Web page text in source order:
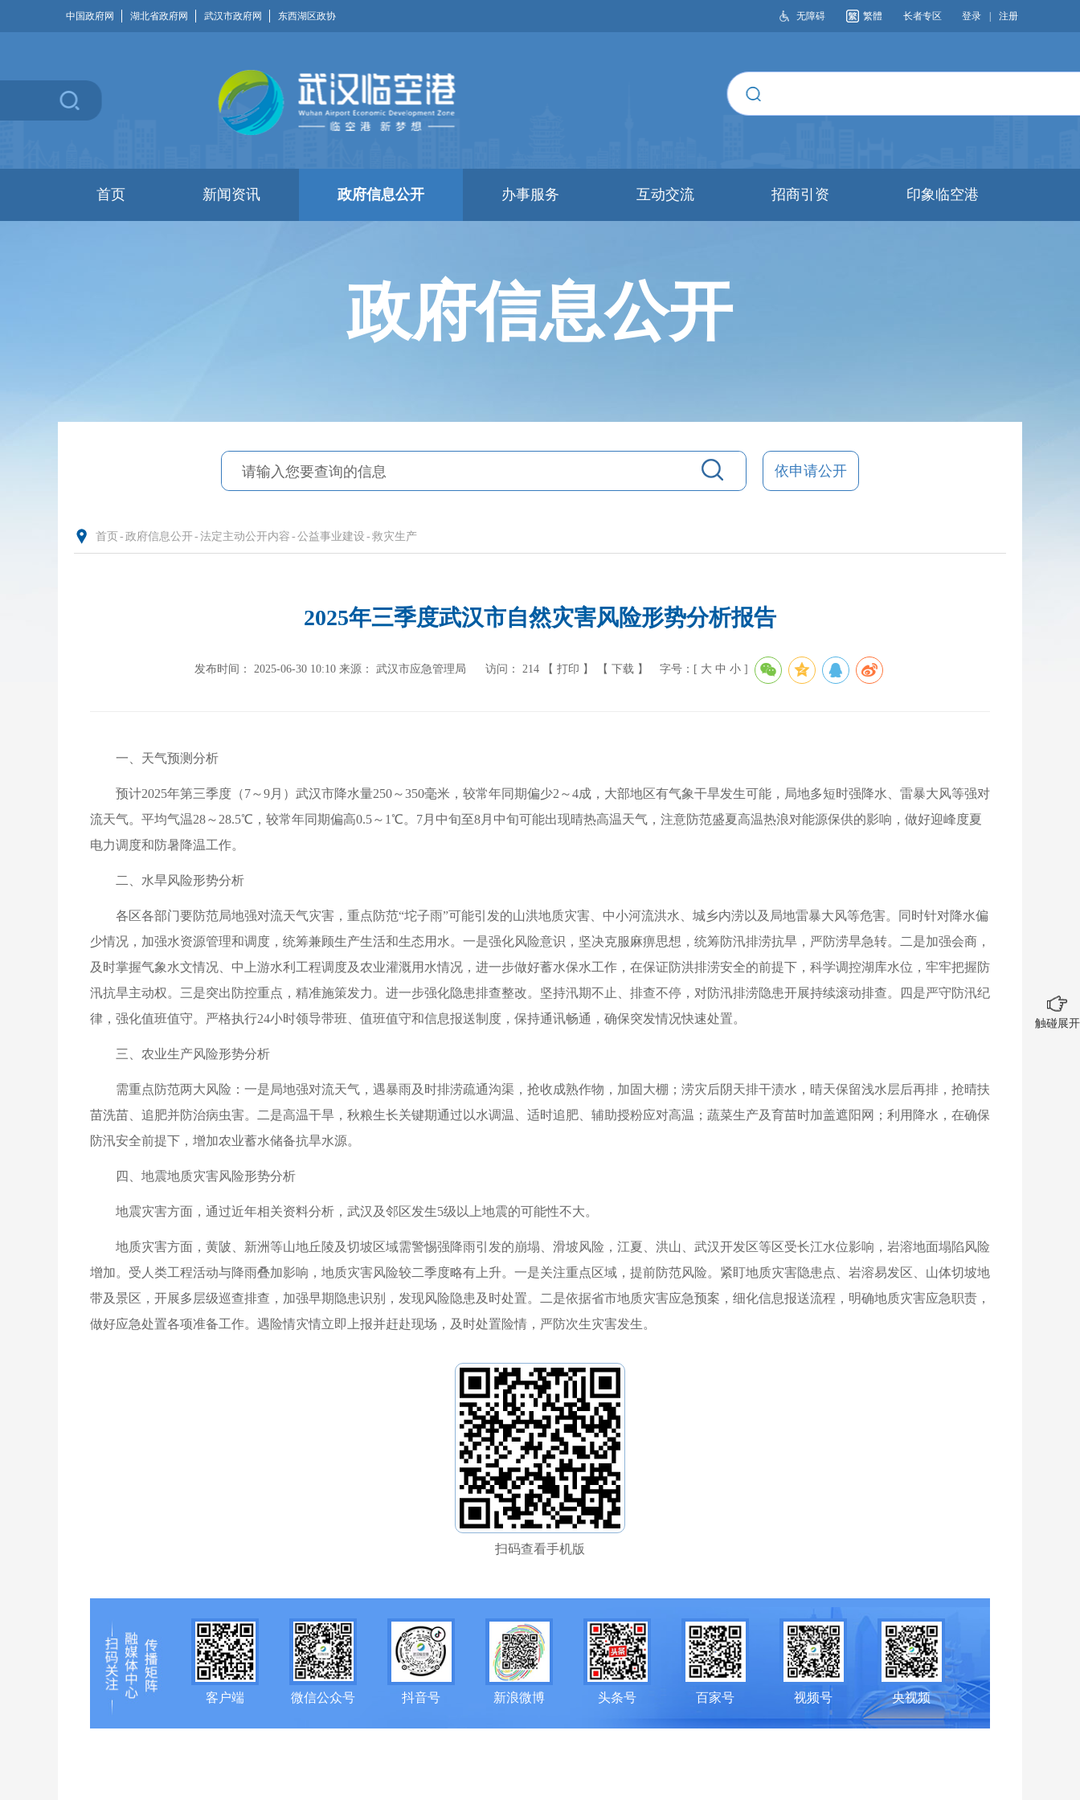
中国政府网 湖北省政府网 武汉市政府网 东西湖区政协 无障碍 繁體 长者专区 登录 注册
首页 新闻资讯 政府信息公开 办事服务 互动交流 招商引资 印象临空港
政府信息公开
依申请公开
首页 - 政府信息公开- 法定主动公开内容 - 公益事业建设 - 救灾生产
2025年三季度武汉市自然灾害风险形势分析报告
发布时间： 2025-06-30 10:10 来源： 武汉市应急管理局 访问： 214 【 打印 】 【 下载 】 字号：[ 大 中 小]
一、天气预测分析
预计2025年第三季度（7～9月）武汉市降水量250～350毫米，较常年同期偏少2～4成，大部地区有气象干旱发生可能，局地多短时强降水、雷暴大风等强对
流天气。平均气温28～28.5℃，较常年同期偏高0.5～1℃。7月中旬至8月中旬可能出现晴热高温天气，注意防范盛夏高温热浪对能源保供的影响，做好迎峰度夏
电力调度和防暑降温工作。
二、水旱风险形势分析
各区各部门要防范局地强对流天气灾害，重点防范“坨子雨”可能引发的山洪地质灾害、中小河流洪水、城乡内涝以及局地雷暴大风等危害。同时针对降水偏
少情况，加强水资源管理和调度，统筹兼顾生产生活和生态用水。一是强化风险意识，坚决克服麻痹思想，统筹防汛排涝抗旱，严防涝旱急转。二是加强会商，
及时掌握气象水文情况、中上游水利工程调度及农业灌溉用水情况，进一步做好蓄水保水工作，在保证防洪排涝安全的前提下，科学调控湖库水位，牢牢把握防
汛抗旱主动权。三是突出防控重点，精准施策发力。进一步强化隐患排查整改。坚持汛期不止、排查不停，对防汛排涝隐患开展持续滚动排查。四是严守防汛纪
律，强化值班值守。严格执行24小时领导带班、值班值守和信息报送制度，保持通讯畅通，确保突发情况快速处置。
三、农业生产风险形势分析
需重点防范两大风险：一是局地强对流天气，遇暴雨及时排涝疏通沟渠，抢收成熟作物，加固大棚；涝灾后阴天排干渍水，晴天保留浅水层后再排，抢晴扶
苗洗苗、追肥并防治病虫害。二是高温干旱，秋粮生长关键期通过以水调温、适时追肥、辅助授粉应对高温；蔬菜生产及育苗时加盖遮阳网；利用降水，在确保
防汛安全前提下，增加农业蓄水储备抗旱水源。
四、地震地质灾害风险形势分析
地震灾害方面，通过近年相关资料分析，武汉及邻区发生5级以上地震的可能性不大。
地质灾害方面，黄陂、新洲等山地丘陵及切坡区域需警惕强降雨引发的崩塌、滑坡风险，江夏、洪山、武汉开发区等区受长江水位影响，岩溶地面塌陷风险
增加。受人类工程活动与降雨叠加影响，地质灾害风险较二季度略有上升。一是关注重点区域，提前防范风险。紧盯地质灾害隐患点、岩溶易发区、山体切坡地
带及景区，开展多层级巡查排查，加强早期隐患识别，发现风险隐患及时处置。二是依据省市地质灾害应急预案，细化信息报送流程，明确地质灾害应急职责，
做好应急处置各项准备工作。遇险情灾情立即上报并赶赴现场，及时处置险情，严防次生灾害发生。
扫码查看手机版
客户端 微信公众号 抖音号 新浪微博 头条号 百家号 视频号 央视频
触碰展开